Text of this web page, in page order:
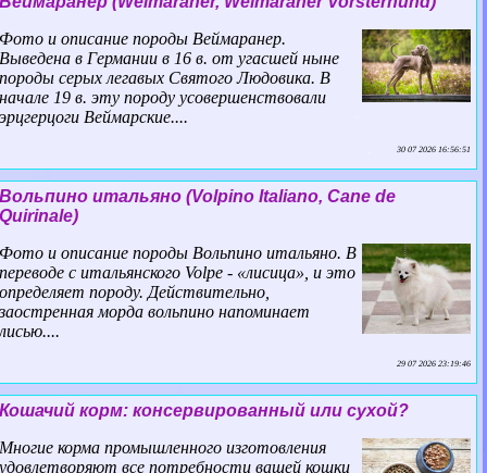
Фото и описание породы Веймаранер.
Выведена в Германии в 16 в. от угасшей ныне
породы серых легавых Святого Людовика. В
начале 19 в. эту породу усовершенствовали
эрцгерцоги Веймарские....
30 07 2026 16:56:51
Вольпино итальяно (Volpino Italiano, Cane de
Quirinale)
Фото и описание породы Вольпино итальяно. В
переводе с итальянского Volpe - «лисица», и это
определяет породу. Действительно,
заостренная морда вольпино напоминает
лисью....
29 07 2026 23:19:46
Кошачий корм: консервированный или сухой?
Многие корма промышленного изготовления
удовлетворяют все потребности вашей кошки